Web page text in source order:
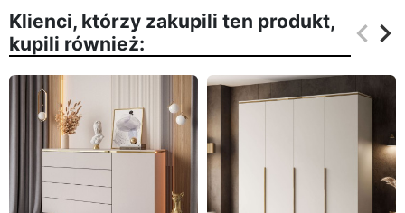
Klienci, którzy zakupili ten produkt,
kupili również:
keyboard_arrow_left
keyboard_arrow_right